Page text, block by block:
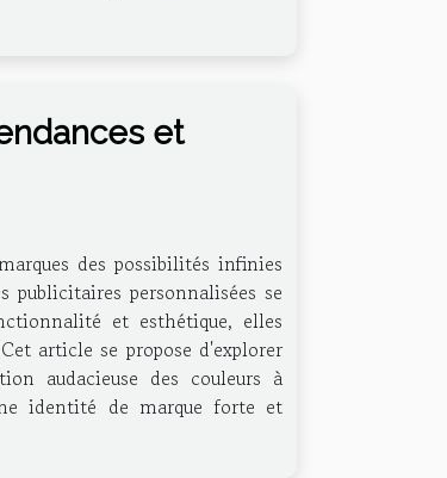
et
des possibilités infinies
personnalisées se
et esthétique, elles
article se propose d'explorer
audacieuse des couleurs à
identité de marque forte et